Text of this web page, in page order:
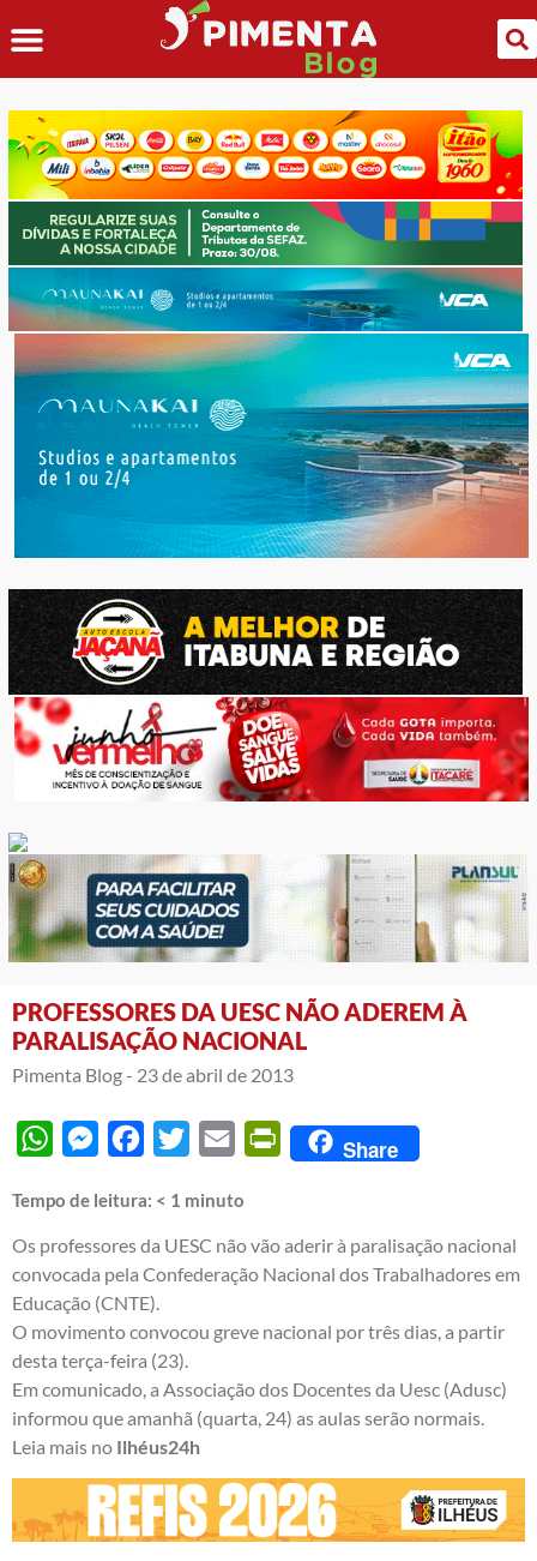
PROFESSORES DA UESC NÃO ADEREM À
PARALISAÇÃO NACIONAL
Pimenta Blog - 23 de abril de 2013
WhatsAppMessengerFacebook
Twitter Email PrintFriendly
Share
Tempo de leitura: < 1 minuto
Os professores da UESC não vão aderir à paralisação nacional
convocada pela Confederação Nacional dos Trabalhadores em
Educação (CNTE).
O movimento convocou greve nacional por três dias, a partir
desta terça-feira (23).
Em comunicado, a Associação dos Docentes da Uesc (Adusc)
informou que amanhã (quarta, 24) as aulas serão normais.
Leia mais no Ilhéus24h